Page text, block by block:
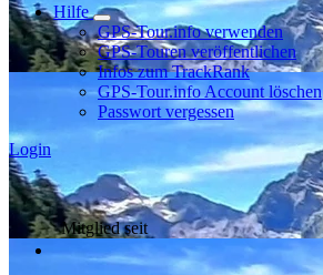
Hilfe
GPS-Tour.info verwenden
GPS-Touren veröffentlichen
Infos zum TrackRank
GPS-Tour.info Account löschen
Passwort vergessen
Login
Mitglied seit